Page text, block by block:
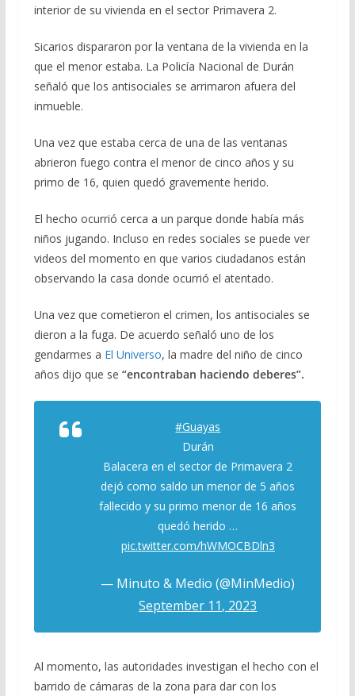
interior de su vivienda en el sector Primavera 2.
Sicarios dispararon por la ventana de la vivienda en la
que el menor estaba. La Policía Nacional de Durán
señaló que los antisociales se arrimaron afuera del
inmueble.
Una vez que estaba cerca de una de las ventanas
abrieron fuego contra el menor de cinco años y su
primo de 16, quien quedó gravemente herido.
El hecho ocurrió cerca a un parque donde había más
niños jugando. Incluso en redes sociales se puede ver
videos del momento en que varios ciudadanos están
observando la casa donde ocurrió el atentado.
Una vez que cometieron el crimen, los antisociales se
dieron a la fuga. De acuerdo señaló uno de los
gendarmes a El Universo, la madre del niño de cinco
años dijo que se “encontraban haciendo deberes”.
#Guayas
Durán
Balacera en el sector de Primavera 2
dejó como saldo un menor de 5 años
fallecido y su primo menor de 16 años
quedó herido …
pic.twitter.com/hWMOCBDln3
— Minuto & Medio (@MinMedio)
September 11, 2023
Al momento, las autoridades investigan el hecho con el
barrido de cámaras de la zona para dar con los